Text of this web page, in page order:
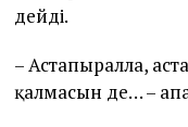
дейді.
– Астапыралла,
қалмасын де… –